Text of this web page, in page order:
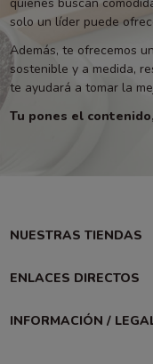
solo un líder puede
Además, te ofrecemos
sostenible y a medida,
te ayudará a tomar la
Tu pones el contenido,
NUESTRAS TIENDAS
ENLACES DIRECTOS
INFORMACIÓN /